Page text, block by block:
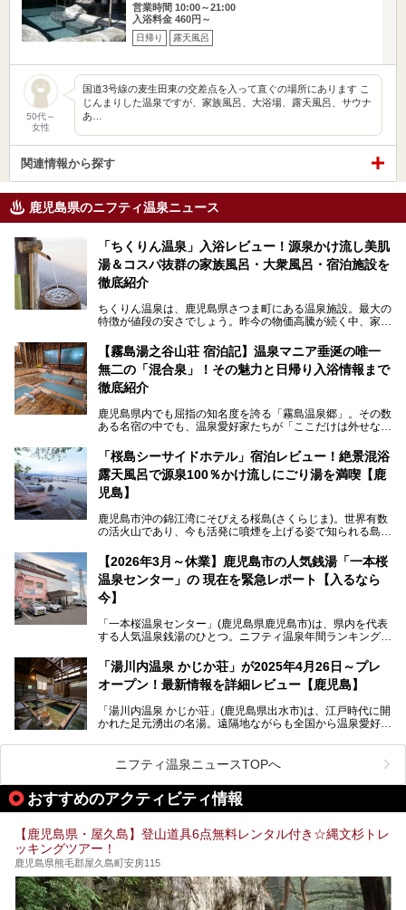
営業時間 10:00～21:00
入浴料金 460円～
日帰り 露天風呂
50代～
女性
国道3号線の麦生田東の交差点を入って直ぐの場所にあります こ
じんまりした温泉ですが、家族風呂、大浴場、露天風呂、サウナ
あ…
関連情報から探す
鹿児島県のニフティ温泉ニュース
「ちくりん温泉」入浴レビュー！源泉かけ流し美肌
湯＆コスパ抜群の家族風呂・大衆風呂・宿泊施設を
徹底紹介
ちくりん温泉は、鹿児島県さつま町にある温泉施設。最大の
特徴が値段の安さでしょう。昨今の物価高騰が続く中、家族
4,000円～、と驚くべき価格を維持。
さらに、源泉100％かけ流しのツルツル美肌湯を堪能できる
点にも注目すべき。30年以上全国の温泉を巡った筆者の経
験上、穴場中の穴場と言っても決して過言ではありません。
今回は「ちくりん温泉」の家族風呂・大衆風呂・宿泊施設に
ついて、徹底レビューします！
【霧島湯之谷山荘 宿泊記】温泉マニア垂涎の唯一
無二の「混合泉」！その魅力と日帰り入浴情報まで
徹底紹介
鹿児島県内でも屈指の知名度を誇る「霧島温泉郷」。その数
ある名宿の中でも、温泉愛好家たちが「ここだけは外せな
山荘）」です。
最大の魅力は、ここでしか体験できない絶妙なバランスの
「自噴混合泉」。今回は、その極上の湯を心ゆくまで堪能す
べく宿泊し、実際に感じたお湯のちからと宿の魅力を詳しく
レポートします。
また、気軽に立ち寄りたい方のための「日帰り入浴情報」も
併せて解説。温泉マニアをも唸らせる“生きたお湯”の正体に
迫ります。
「桜島シーサイドホテル」宿泊レビュー！絶景混浴
露天風呂で源泉100％かけ流しにごり湯を満喫【鹿
児島】
鹿児島市沖の錦江湾にそびえる桜島(さくらじま)。世界有数
の活火山であり、今も活発に噴煙を上げる姿で知られる島で
ートホテル。最大の魅力が、錦江湾に面した絶景混浴露天風
呂でしょう。源泉100％かけ流しのにごり湯は、多くの温泉
ファンを魅了する存在です。
今回筆者自ら宿泊。桜島シーサイドホテルの“温泉”はじめ、
食事やアクセスなど詳細レビューします。
【2026年3月～休業】鹿児島市の人気銭湯「一本桜
温泉センター」の 現在を緊急レポート【入るなら
今】
「一本桜温泉センター」(鹿児島県鹿児島市)は、県内を代表
する人気温泉銭湯のひとつ。ニフティ温泉年間ランキング2
営業なので、就寝前の入浴や寝起き一番の朝湯など利便性が
抜群！ 多くの常連客やファンでいつも賑わっています。し
かし建物の老朽化に伴い、2026年2月28日24時をもって休
は約2年後を予定しています。
「湯川内温泉 かじか荘」が2025年4月26日～プレ
オープン！最新情報を詳細レビュー【鹿児島】
「湯川内温泉 かじか荘」(鹿児島県出水市)は、江戸時代に開
かれた足元湧出の名湯。遠隔地ながらも全国から温泉愛好家
いえる存在です。2023年にいったん閉館しましたが、その
後経営が変わり、復旧作業を実施。2025年4月26日に日帰
り入浴施設としてプレオープンしました。
乗り込みましたが、今回もオープン前日から初日にかけて現
地訪問。リニューアルした浴室・最新情報を中心に、以前と
の相違点や注意事項などを詳細レビューします。
ニフティ温泉ニュースTOPへ
おすすめのアクティビティ情報
【鹿児島県・屋久島】登山道具6点無料レンタル付き☆縄文杉トレ
ッキングツアー！
鹿児島県熊毛郡屋久島町安房115